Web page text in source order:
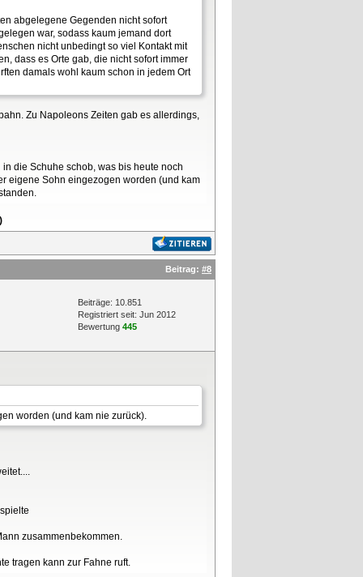
abgelegene Gegenden nicht sofort
war, sodass kaum jemand dort
nicht unbedingt so viel Kontakt mit
dass es Orte gab, die nicht sofort immer
damals wohl kaum schon in jedem Ort
Zu Napoleons Zeiten gab es allerdings,
die Schuhe schob, was bis heute noch
eigene Sohn eingezogen worden (und kam
Beitrag: #8
Beiträge: 10.851
Registriert seit: Jun 2012
Bewertung 445
worden (und kam nie zurück).
zusammenbekommen.
tragen kann zur Fahne ruft.